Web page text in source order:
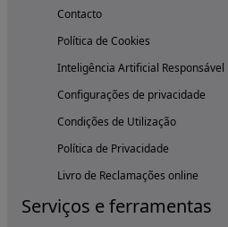
Contacto
Política de Cookies
Inteligência Artificial Responsável
Configurações de privacidade
Condições de Utilização
Política de Privacidade
Livro de Reclamações online
Serviços e ferramentas